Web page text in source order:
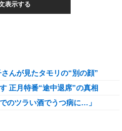
表示する
んが見たタモリの“別の顔”
正月特番“途中退席”の真相
のツラい酒でうつ病に…」